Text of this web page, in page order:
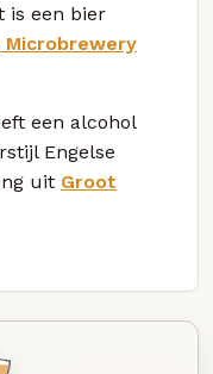
is een bier
Microbrewery
een alcohol
Engelse
uit Groot